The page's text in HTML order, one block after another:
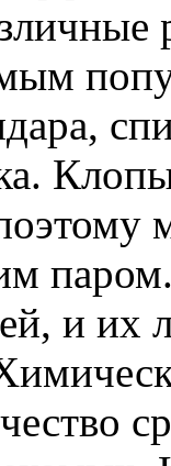
и их